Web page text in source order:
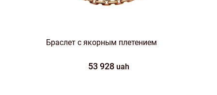
Браслет с якорным плетением
53 928 uah